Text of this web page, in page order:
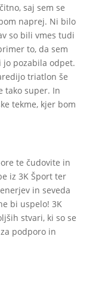
saj sem se
naprej. Ni bilo
so bili vmes tudi
to, da sem
jo pozabila odpet.
triatlon še
tako super. In
tekme, kjer bom
te čudovite in
iz 3K Šport ter
in seveda
bi uspelo! 3K
stvari, ki so se
podporo in